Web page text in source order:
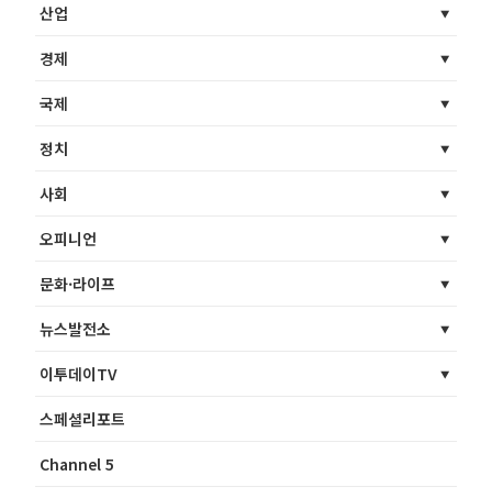
산업
경제
국제
정치
사회
오피니언
문화·라이프
뉴스발전소
이투데이TV
스페셜리포트
Channel 5